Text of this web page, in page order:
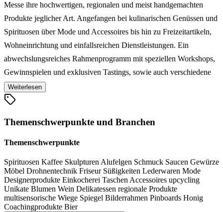
Messe ihre hochwertigen, regionalen und meist handgemachten
Produkte jeglicher Art. Angefangen bei kulinarischen Genüssen und
Spirituosen über Mode und Accessoires bis hin zu Freizeitartikeln,
Wohneinrichtung und einfallsreichen Dienstleistungen. Ein
abwechslungsreiches Rahmenprogramm mit speziellen Workshops,
Gewinnspielen und exklusiven Tastings, sowie auch verschiedene
kulinarische Leckereien, lassen den Besuch der
Endverbrauchermesse Made in Berlin zu einem besonderen Erlebnis
Weiterlesen
Themenschwerpunkte und Branchen
Themenschwerpunkte
Spirituosen Kaffee Skulpturen Alufelgen Schmuck Saucen Gewürze
Möbel Drohnentechnik Friseur Süßigkeiten Lederwaren Mode
Designerprodukte Einkocherei Taschen Accessoires upcycling
Unikate Blumen Wein Delikatessen regionale Produkte
multisensorische Wiege Spiegel Bilderrahmen Pinboards Honig
Coachingprodukte Bier